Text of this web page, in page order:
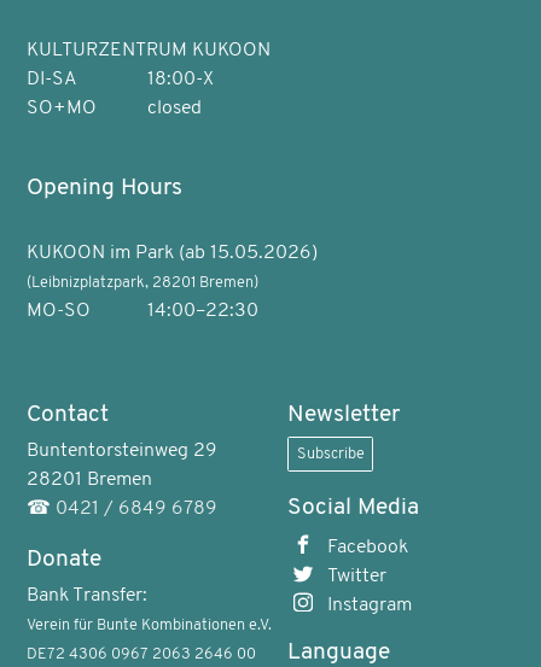
KULTURZENTRUM KUKOON
DI-SA
18:00-X
SO+MO
closed
Opening Hours
KUKOON im Park (ab 15.05.2026)
(Leibnizplatzpark, 28201 Bremen)
MO-SO 14:00–22:30
Contact
Buntentorsteinweg 29
28201 Bremen
☎ 0421 / 6849 6789
Donate
Bank Transfer:
Verein für Bunte Kombinationen e.V.
DE72 4306 0967 2063 2646 00
Newsletter
Subscribe
Social Media
Facebook
Twitter
Instagram
Language